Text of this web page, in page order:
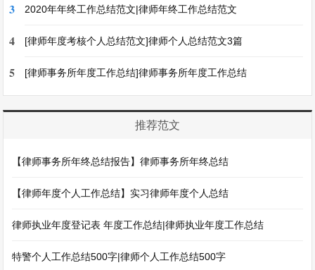
3 2020年年终工作总结范文|律师年终工作总结范文
4 [律师年度考核个人总结范文]律师个人总结范文3篇
5 [律师事务所年度工作总结]律师事务所年度工作总结
推荐范文
【律师事务所年终总结报告】律师事务所年终总结
【律师年度个人工作总结】实习律师年度个人总结
律师执业年度登记表 年度工作总结|律师执业年度工作总结
特警个人工作总结500字|律师个人工作总结500字